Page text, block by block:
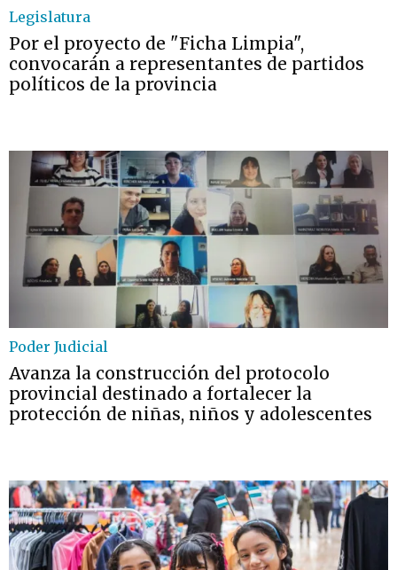
Legislatura
Por el proyecto de "Ficha Limpia",
convocarán a representantes de partidos
políticos de la provincia
Poder Judicial
Avanza la construcción del protocolo
provincial destinado a fortalecer la
protección de niñas, niños y adolescentes